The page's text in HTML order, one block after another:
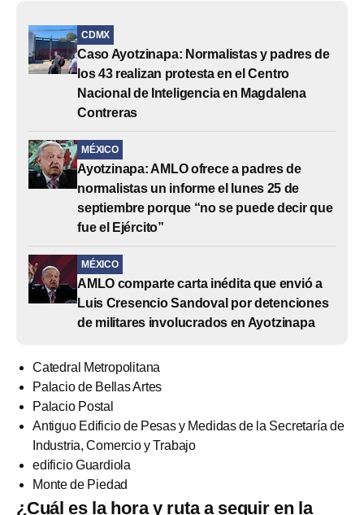
CDMX
Caso Ayotzinapa: Normalistas y padres de
los 43 realizan protesta en el Centro
Nacional de Inteligencia en Magdalena
Contreras
MÉXICO
Ayotzinapa: AMLO ofrece a padres de
normalistas un informe el lunes 25 de
septiembre porque “no se puede decir que
fue el Ejército”
MÉXICO
AMLO comparte carta inédita que envió a
Luis Cresencio Sandoval por detenciones
de militares involucrados en Ayotzinapa
Catedral Metropolitana
Palacio de Bellas Artes
Palacio Postal
Antiguo Edificio de Pesas y Medidas de la Secretaría de
Industria, Comercio y Trabajo
edificio Guardiola
Monte de Piedad
¿Cuál es la hora y ruta a seguir en la